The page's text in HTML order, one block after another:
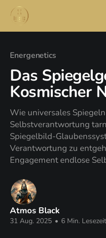
Energenetics
Das
Kosmischer
Wie universales
Selbstverantwortung
Spiegelbild-
Verantwortung zu
Engagement endlose
Atmos Black
31 Aug. 2025 • 6 Min. Lesezeit